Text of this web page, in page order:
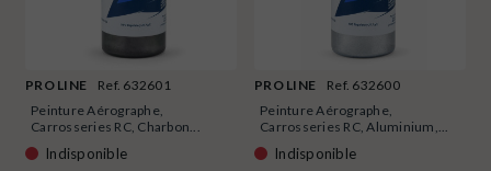
PRO LINE
Ref. 632601
Peinture Aérographe,
Carrosseries RC, Charbon...
Indisponible
PRO LINE
Ref. 632600
Peinture Aérographe,
Carrosseries RC, Aluminium,...
Indisponible